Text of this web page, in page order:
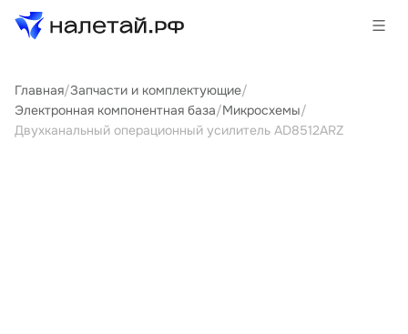
Товары
Услуги
Главная/Запчасти и комплектующие/
Электронная компонентная база/Микросхемы/
Двухканальный операционный усилитель AD8512ARZ